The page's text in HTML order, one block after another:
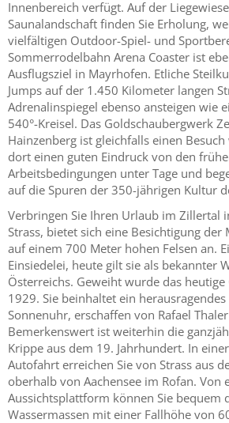
Innenbereich verfügt. Auf der
Saunalandschaft finden Sie Erholung,
vielfältigen Outdoor-Spiel- und
Sommerrodelbahn Arena Coaster ist
Ausflugsziel in Mayrhofen. Etliche
Jumps auf der 1.450 Kilometer langen
Adrenalinspiegel ebenso ansteigen wie
540°-Kreisel. Das Goldschaubergwerk
Hainzenberg ist gleichfalls einen
dort einen guten Eindruck von den
Arbeitsbedingungen unter Tage und
auf die Spuren der 350-jährigen Kultur
Verbringen Sie Ihren Urlaub im Zillertal
Strass, bietet sich eine Besichtigung der
auf einem 700 Meter hohen Felsen an.
Einsiedelei, heute gilt sie als bekannter
Österreichs. Geweiht wurde das heutige
1929. Sie beinhaltet ein
Sonnenuhr, erschaffen von Rafael
Bemerkenswert ist weiterhin die
Krippe aus dem 19. Jahrhundert. In
Autofahrt erreichen Sie von Strass aus
oberhalb von Aachensee im Rofan. Von
Aussichtsplattform können Sie bequem
Wassermassen mit einer Fallhöhe von